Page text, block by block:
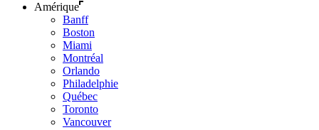
Amérique
Banff
Boston
Miami
Montréal
Orlando
Philadelphie
Québec
Toronto
Vancouver